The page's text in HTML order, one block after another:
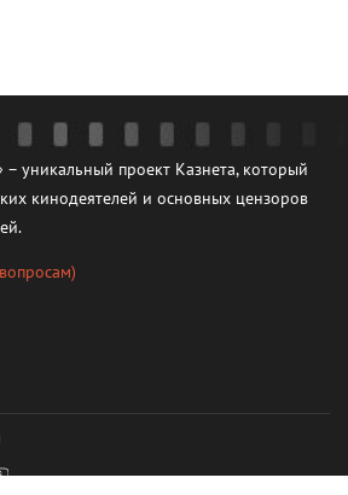
уникальный проект Казнета, который
кинодеятелей и основных цензоров